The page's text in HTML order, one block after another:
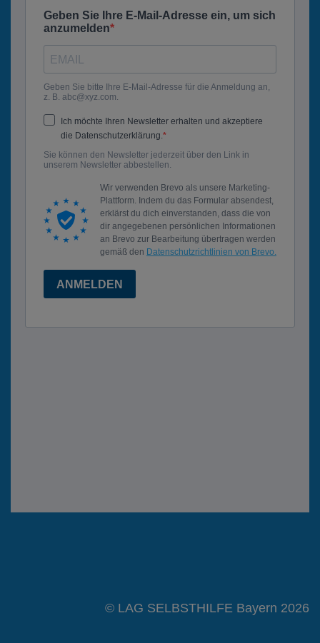
© LAG SELBSTHILFE Bayern 2026